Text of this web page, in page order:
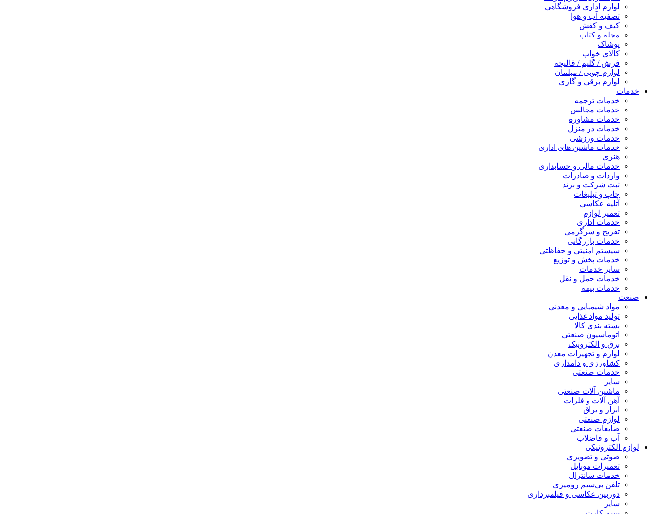
لوازم اداری فروشگاهی
تصفیه آب و هوا
کیف و کفش
مجله و کتاب
پوشاک
کالای خواب
فرش / گلیم / قالیچه
لوازم چوبی / مبلمان
لوازم برقی و گازی
خدمات
خدمات ترجمه
خدمات مجالس
خدمات مشاوره
خدمات در منزل
خدمات ورزشی
خدمات ماشین های اداری
هنری
خدمات مالی و حسابداری
واردات و صادرات
ثبت شرکت و برند
چاپ و تبلیغات
آتلیه عکاسی
تعمیر لوازم
خدمات اداری
تفریح و سرگرمی
خدمات بازرگانی
سیستم امنیتی و حفاظتی
خدمات پخش و توزیع
سایر خدمات
خدمات حمل و نقل
خدمات بیمه
صنعت
مواد شیمیایی و معدنی
تولید مواد غذایی
بسته بندی کالا
اتوماسیون صنعتی
برق و الکترونیک
لوازم و تجهیزات معدن
کشاورزی و دامداری
خدمات صنعتی
سایر
ماشین آلات صنعتی
آهن آلات و فلزات
ابزار و یراق
لوازم صنعتی
ضایعات صنعتی
آب و فاضلاب
لوازم الکترونیکی
صوتی و تصویری
تعمیرات موبایل
خدمات سانترال
تلفن بی‌سیم رومیزی
دوربین عکاسی و فیلمبرداری
سایر